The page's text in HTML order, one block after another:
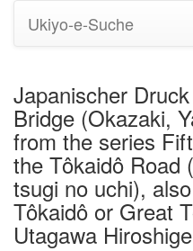
Ukiyo-e-Suche
Japanischer
Bridge (Okazaki,
from the series
the Tôkaidô Road
tsugi no uchi),
Tôkaidô or Great
Utagawa Hiroshige